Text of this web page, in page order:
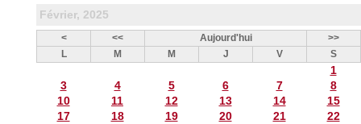
Février, 2025
< << Aujourd'hui
>>
L
M M J V S
1
3
4 5 6 7
8
10
11 12 13 14
15
17
18 19 20 21
22